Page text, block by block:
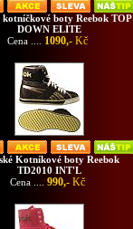
kotníčkové boty Reebok TOP
DOWN ELITE
Cena .... 1090,- Kč
Kotníkové boty Reebok
TD2010 INT'L
Cena .... 990,- Kč